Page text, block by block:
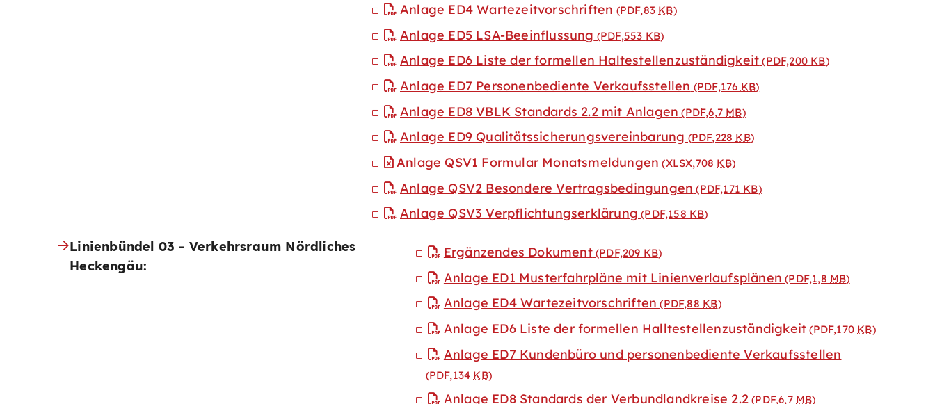
Anlage ED4 Wartezeitvorschriften (PDF,83 KB)
Anlage ED5 LSA-Beeinflussung (PDF,553 KB)
Anlage ED6 Liste der formellen Haltestellenzuständigkeit (PDF,200 KB)
Anlage ED7 Personenbediente Verkaufsstellen (PDF,176 KB)
Anlage ED8 VBLK Standards 2.2 mit Anlagen (PDF,6,7 MB)
Anlage ED9 Qualitätssicherungsvereinbarung (PDF,228 KB)
Anlage QSV1 Formular Monatsmeldungen (XLSX,708 KB)
Anlage QSV2 Besondere Vertragsbedingungen (PDF,171 KB)
Anlage QSV3 Verpflichtungserklärung (PDF,158 KB)
Linienbündel 03 - Verkehrsraum Nördliches
Heckengäu:
Ergänzendes Dokument(PDF,209 KB)
Anlage ED1 Musterfahrpläne mit Linienverlaufsplänen (PDF,1,8 MB)
Anlage ED4 Wartezeitvorschriften (PDF,88 KB)
Anlage ED6 Liste der formellen Halltestellenzuständigkeit (PDF,170 KB)
Anlage ED7 Kundenbüro und personenbediente Verkaufsstellen
(PDF,134 KB)
Anlage ED8 Standards der Verbundlandkreise 2.2 (PDF,6,7 MB)